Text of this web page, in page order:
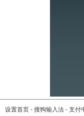
设置首页 - 搜狗输入法 - 支付